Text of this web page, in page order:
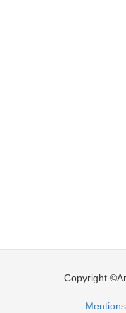
Copyright